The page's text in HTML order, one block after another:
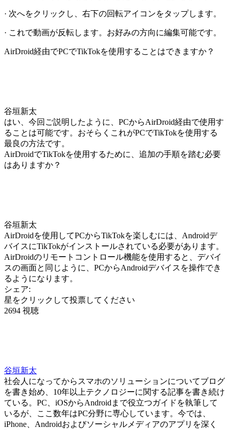
· 次へをクリックし、右下の回転アイコンをタップします。
· これで動画が反転します。お好みの方向に編集可能です。
AirDroid経由でPCでTikTokを使用することはできますか？
谷垣新太
はい、今回ご説明したように、PCからAirDroid経由で使用す
ることは可能です。おそらくこれがPCでTikTokを使用する
最良の方法です。
AirDroidでTikTokを使用するために、追加の手順を踏む必要
はありますか？
谷垣新太
AirDroidを使用してPCからTikTokを楽しむには、Androidデ
バイスにTikTokがインストールされている必要があります。
AirDroidのリモートコントロール機能を使用すると、デバイ
スの画面と同じように、PCからAndroidデバイスを操作でき
るようになります。
シェア:
星をクリックして投票してください
2694 視聴
谷垣新太
社会人になってからスマホのソリューションについてブログ
を書き始め、10年以上テクノロジーに関する記事を書き続け
ている。PC、iOSからAndroidまで役立つガイドを執筆して
いるが、ここ数年はPC分野に専心しています。今では、
iPhone、Androidおよびソーシャルメディアのアプリを深く